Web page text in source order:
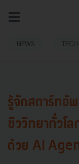
NEWS
รู้จักสตาร์ทอั
ชีววิทยาทั่วโ
ด้วย AI